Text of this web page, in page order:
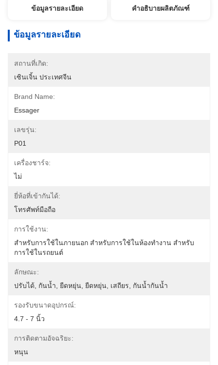
ข้อมูลรายละเอียด คำอธิบายผลิตภัณฑ์
ข้อมูลรายละเอียด
สถานที่เกิด:
เซินเจิ้น ประเทศจีน
Brand Name:
Essager
เลขรุ่น:
P01
เครื่องชาร์จ:
ไม่
ยี่ห้อที่เข้ากันได้:
โทรศัพท์มือถือ
การใช้งาน:
สําหรับการใช้ในภายนอก สําหรับการใช้ในห้องทํางาน สําหรับ
การใช้ในรถยนต์
ลักษณะ:
ปรับได้, กันน้ำ, ยืดหยุ่น, ยืดหยุ่น, เสถียร, กันน้ำกันน้ำ
รองรับขนาดอุปกรณ์:
4.7 - 7 นิ้ว
การติดตามอัจฉริยะ:
หนุน